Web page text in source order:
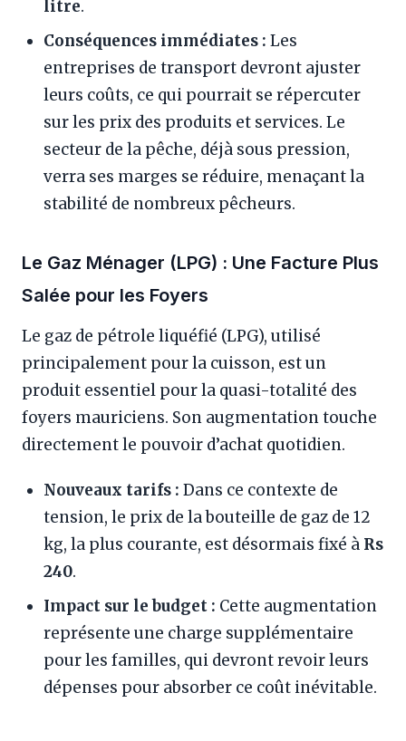
litre.
Conséquences immédiates : Les
entreprises de transport devront ajuster
leurs coûts, ce qui pourrait se répercuter
sur les prix des produits et services. Le
secteur de la pêche, déjà sous pression,
verra ses marges se réduire, menaçant la
stabilité de nombreux pêcheurs.
Le Gaz Ménager (LPG) : Une Facture Plus
Salée pour les Foyers
Le gaz de pétrole liquéfié (LPG), utilisé
principalement pour la cuisson, est un
produit essentiel pour la quasi-totalité des
foyers mauriciens. Son augmentation touche
directement le pouvoir d’achat quotidien.
Nouveaux tarifs : Dans ce contexte de
tension, le prix de la bouteille de gaz de 12
kg, la plus courante, est désormais fixé à Rs
240.
Impact sur le budget : Cette augmentation
représente une charge supplémentaire
pour les familles, qui devront revoir leurs
dépenses pour absorber ce coût inévitable.